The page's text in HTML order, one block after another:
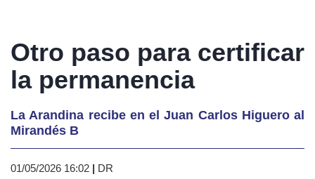
Otro paso para certificar
la permanencia
La Arandina recibe en el Juan Carlos Higuero al
Mirandés B
01/05/2026 16:02 | DR